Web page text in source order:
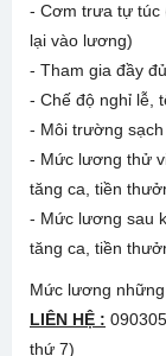
- Cơm trưa tự túc
lại vào lương)
- Tham gia đầy
- Chế độ nghỉ lễ,
- Môi trường
- Mức lương thử
tăng ca, tiền
- Mức lương sau
tăng ca, tiền
Mức lương
LIÊN HỆ :
thứ 7)